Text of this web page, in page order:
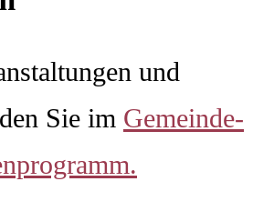
und
Sie im Gemeinde-